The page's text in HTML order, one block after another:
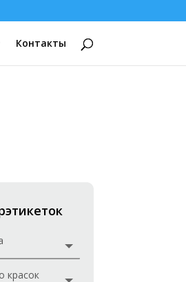
Контакты